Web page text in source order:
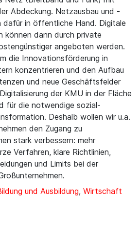
Abdeckung. Netzausbau und -
dafür in öffentliche Hand. Digitale
können dann durch private
angeboten werden.
die Innovationsförderung in
konzentrieren und den Aufbau
und neue Geschäftsfelder
der KMU in der Fläche
für die notwendige sozial-
Deshalb wollen wir u.a.
den Zugang zu
stark verbessern: mehr
Verfahren, klare Richtlinien,
und Limits bei der
und Ausbildung, Wirtschaft